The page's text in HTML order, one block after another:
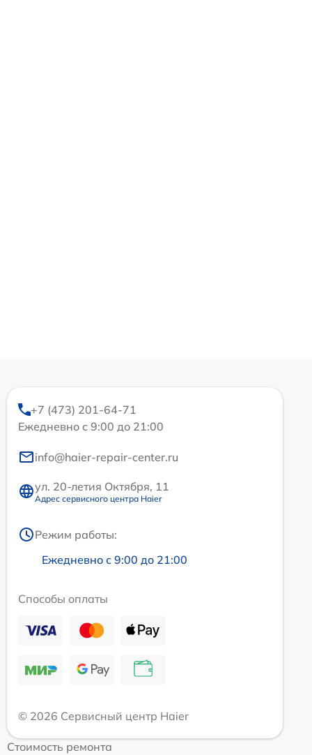
+7 (473) 201-64-71
Ежедневно с 9:00 до 21:00
info@haier-repair-center.ru
ул. 20-летия Октября, 11
Адрес сервисного центра Haier
Режим работы:
Ежедневно с 9:00 до 21:00
Способы оплаты
© 2026 Сервисный центр Haier
Стоимость ремонта